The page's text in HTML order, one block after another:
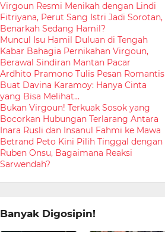
Virgoun Resmi Menikah dengan Lindi
Fitriyana, Perut Sang Istri Jadi Sorotan,
Benarkah Sedang Hamil?
Muncul Isu Hamil Duluan di Tengah
Kabar Bahagia Pernikahan Virgoun,
Berawal Sindiran Mantan Pacar
Ardhito Pramono Tulis Pesan Romantis
Buat Davina Karamoy: Hanya Cinta
yang Bisa Melihat...
Bukan Virgoun! Terkuak Sosok yang
Bocorkan Hubungan Terlarang Antara
Inara Rusli dan Insanul Fahmi ke Mawa
Betrand Peto Kini Pilih Tinggal dengan
Ruben Onsu, Bagaimana Reaksi
Sarwendah?
Banyak Digosipin!